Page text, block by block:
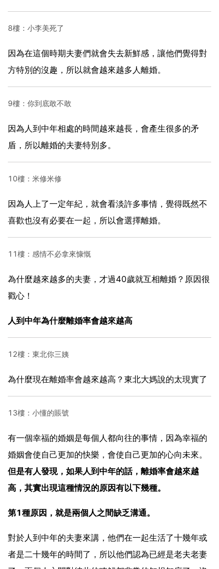
8樓：小李美死了
因為在這個時期夫妻們就會失去新鮮感，讓他們覺得對
方特別的沒趣，所以就會越來越多人離婚。
9樓：你到底敢不敢
因為人到中年相處的時間越來越長，會產生很多的矛
盾，所以離婚的夫妻特別多。
10樓：米修米修
因為人上了一定年紀，就會看淡許多事情，覺得既然不
喜歡也沒有必要在一起，所以會選擇離婚。
11樓：感情不必拿來慷慨
為什麼越來越多的夫妻，才過40歲就互相離婚？原因很
戳心！
人到中年為什麼離婚率會越來越高
12樓：東北你三姨
為什麼現在離婚率會越來越高？東北大媽說的太現實了
13樓：小懂的賬號
有一個幸福的婚姻是每個人都向往的事情，因為幸福的
婚姻會使自己更加的快樂，會使自己更加的心向未來。
但是有人發現，如果人到中年的話，離婚率會越來越
高，其實出現這種情況的原因有以下幾種。
第1種原因，就是兩個人之間缺乏溝通。
對於人到中年的夫妻來講，他們在一起生活了十幾年或
者是二十幾年的時間了，所以他們認為已經是老夫老妻